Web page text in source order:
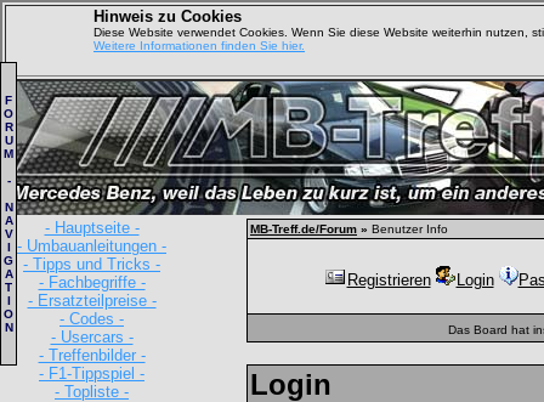
Hinweis zu Cookies
Diese Website verwendet Cookies. Wenn Sie diese Website weiterhin nutzen,
Weitere Informationen finden Sie hier.
- Hauptseite -
- Umbauanleitungen -
- Tipps und Tricks -
- Fachbegriffe -
- Ersatzteilpreise -
- Codes -
- Usercars -
- Treffenbilder -
- F1-Tippspiel -
- Topliste -
F
O
R
U
M
-
N
A
V
I
G
A
T
I
O
N
MB-Treff.de/Forum » Benutzer Info
Registrieren Login
Das Board hat
Login